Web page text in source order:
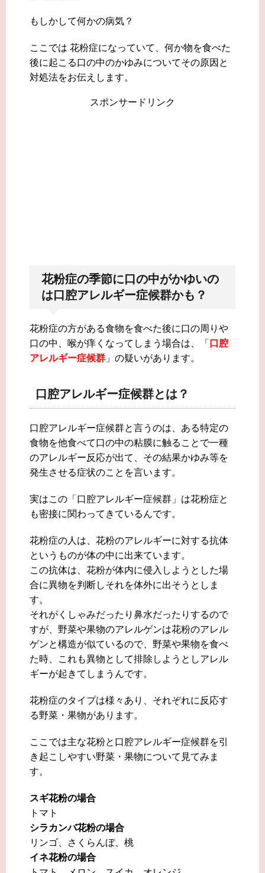
もしかして何かの病気？
ここでは 花粉症になっていて、何か物を食べた
後に起こる口の中のかゆみについてその原因と
対処法をお伝えします。
スポンサードリンク
花粉症の季節に口の中がかゆいの
は口腔アレルギー症候群かも？
花粉症の方がある食物を食べた後に口の周りや
口の中、喉が痒くなってしまう場合は、「 口腔
アレルギー症候群 」の疑いがあります。
口腔アレルギー症候群とは？
口腔アレルギー症候群と言うのは、ある特定の
食物を他食べて口の中の粘膜に触ることで一種
のアレルギー反応が出て、その結果かゆみ等を
発生させる症状のことを言います。
実はこの「口腔アレルギー症候群」は花粉症と
も密接に関わってきているんです。
花粉症の人は、花粉のアレルギーに対する抗体
というものが体の中に出来ています。
この抗体は、花粉が体内に侵入しようとした場
合に異物を判断しそれを体外に出そうとしま
す。
それがくしゃみだったり鼻水だったりするので
すが、野菜や果物のアレルゲンは花粉のアレル
ゲンと構造が似ているので、野菜や果物を食べ
た時、これも異物として排除しようとしアレル
ギーが起きてしまうんです。
花粉症のタイプは様々あり、それぞれに反応す
る野菜・果物があります。
ここでは主な花粉と口腔アレルギー症候群を引
き起こしやすい野菜・果物について見てみま
す。
スギ花粉の場合
トマト
シラカンバ花粉の場合
リンゴ、さくらんぼ、桃
イネ花粉の場合